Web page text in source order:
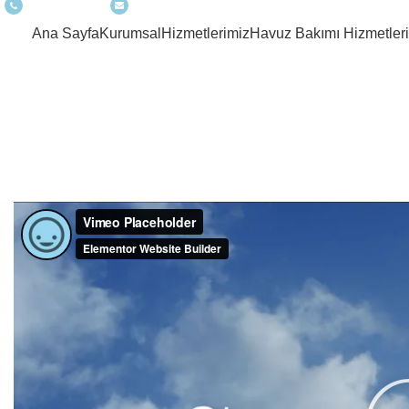
Ana SayfaKurumsal HizmetlerimizHavuz Bakımı Hizmetleri